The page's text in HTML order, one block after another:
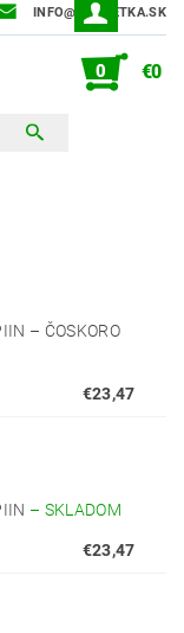
INFO@EKONETKA.SK
0 €0
– ČOSKORO
€23,47
– SKLADOM
€23,47